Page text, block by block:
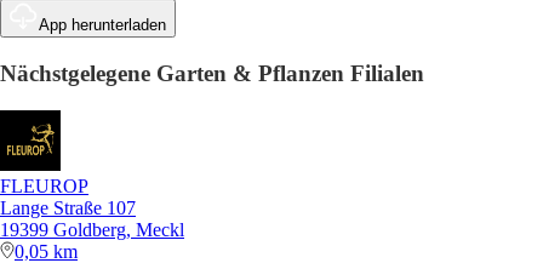
App herunterladen
Nächstgelegene Garten & Pflanzen Filialen
FLEUROP
Lange Straße 107
19399 Goldberg, Meckl
0,05 km